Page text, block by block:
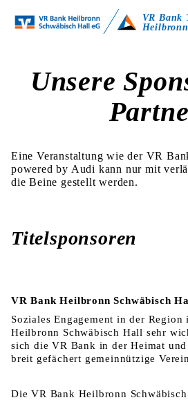
VR Bank
Heilbronn
Unsere
Eine Veranstaltung wie der VR
powered by Audi kann nur mit
die Beine gestellt werden.
Titelsponsoren
VR Bank Heilbronn Schwäbisch
Soziales Engagement in der Region
Heilbronn Schwäbisch Hall sehr
sich die VR Bank in der Heimat
breit gefächert gemeinnützige
Die VR Bank Heilbronn